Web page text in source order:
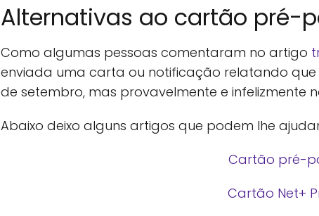
Alternativas ao cartão pré-
Como algumas pessoas comentaram no artigo
enviada uma carta ou notificação relatando
de setembro, mas provavelmente e infelizmente
Abaixo deixo alguns artigos que podem lhe
Cartão pré-
Cartão Net+